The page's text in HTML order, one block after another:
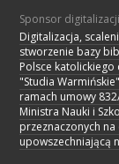
Sponsor
Digitalizacja,
stworzenie bazy
Polsce
"Studia
ramach umowy
Ministra Nauki i
przeznaczonych na
upowszechniającą